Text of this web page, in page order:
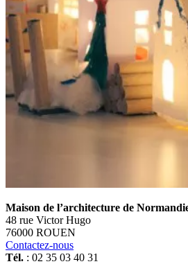
Maison de l’architecture de
48 rue Victor Hugo
76000 ROUEN
Contactez-nous
Tél. : 02 35 03 40 31